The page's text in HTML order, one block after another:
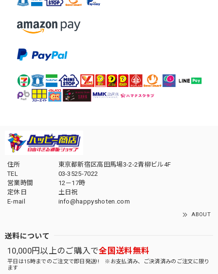
住所
東京都新宿区高田馬場3-2-2青柳ビル4F
TEL
03-3525-7022
営業時間
12－17時
定休日
土日祝
E-mail
info@happyshoten.com
ABOUT
送料について
10,000円以上のご購入で全国送料無料
平日は15時までのご注文で即日発送!! ※お支払済み、ご決済済みのご注文に限り
ます